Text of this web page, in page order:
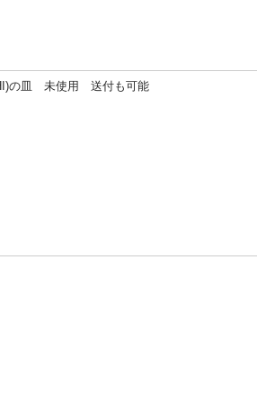
の皿 未使用 送付も可能